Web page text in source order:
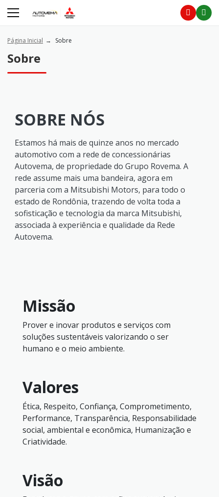
Página Inicial Sobre
Sobre
SOBRE NÓS
Estamos há mais de quinze anos no mercado
automotivo com a rede de concessionárias
Autovema, de propriedade do Grupo Rovema. A
rede assume mais uma bandeira, agora em
parceria com a Mitsubishi Motors, para todo o
estado de Rondônia, trazendo de volta toda a
sofisticação e tecnologia da marca Mitsubishi,
associada à experiência e qualidade da Rede
Autovema.
Missão
Prover e inovar produtos e serviços com
soluções sustentáveis valorizando o ser
humano e o meio ambiente.
Valores
Ética, Respeito, Confiança, Comprometimento,
Performance, Transparência, Responsabilidade
social, ambiental e econômica, Humanização e
Criatividade.
Visão